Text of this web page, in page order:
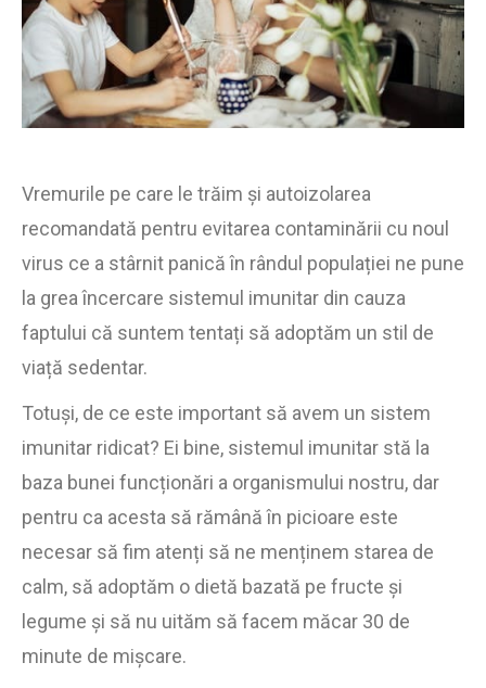
Vremurile pe care le trăim și autoizolarea
recomandată pentru evitarea contaminării cu noul
virus ce a stârnit panică în rândul populației ne pune
la grea încercare sistemul imunitar din cauza
faptului că suntem tentați să adoptăm un stil de
viață sedentar.
Totuși, de ce este important să avem un sistem
imunitar ridicat? Ei bine, sistemul imunitar stă la
baza bunei funcționări a organismului nostru, dar
pentru ca acesta să rămână în picioare este
necesar să fim atenți să ne menținem starea de
calm, să adoptăm o dietă bazată pe fructe și
legume și să nu uităm să facem măcar 30 de
minute de mișcare.